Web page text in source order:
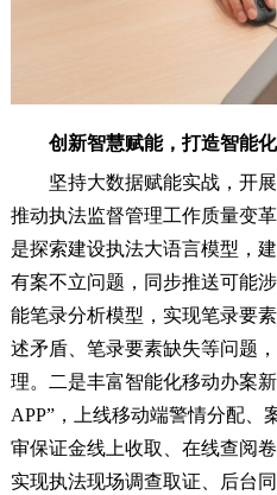
创新智慧赋能，打造智能
坚持大数据赋能实战，开
推动执法监督管理工作质量变
是探索建设执法大语言模型，
有案不立问题，同步推送可能
能笔录分析模型，实现笔录要
述矛盾、笔录要素缺失等问题
理。二是丰富智能化移动办案
APP”，上线移动端警情分配、
审保证金线上收取、在线查阅
实现执法现场调查取证、后台